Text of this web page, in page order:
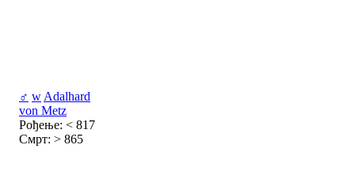
♂ w Adalhard
von Metz
Рођење: < 817
Смрт: > 865